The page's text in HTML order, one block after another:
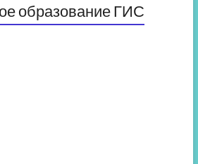
образование ГИС